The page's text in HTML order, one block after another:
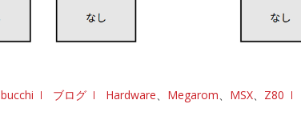
bucchi ブログ Hardware、 Megarom、 MSX、 Z80